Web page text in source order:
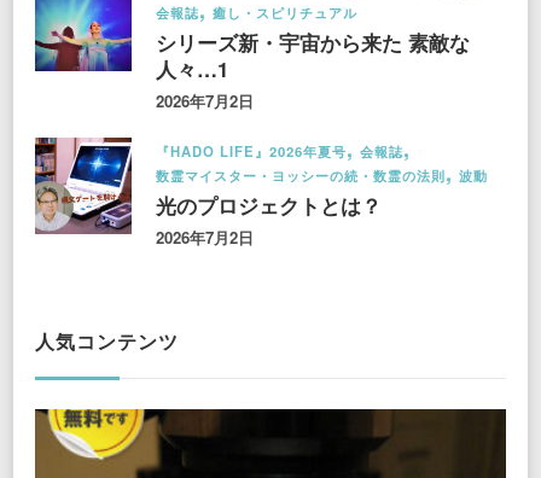
会報誌
癒し・スピリチュアル
シリーズ新・宇宙から来た 素敵な
人々…1
2026年7月2日
『HADO LIFE』2026年夏号
会報誌
数霊マイスター・ヨッシーの続・数霊の法則
波動
光のプロジェクトとは？
2026年7月2日
人気コンテンツ